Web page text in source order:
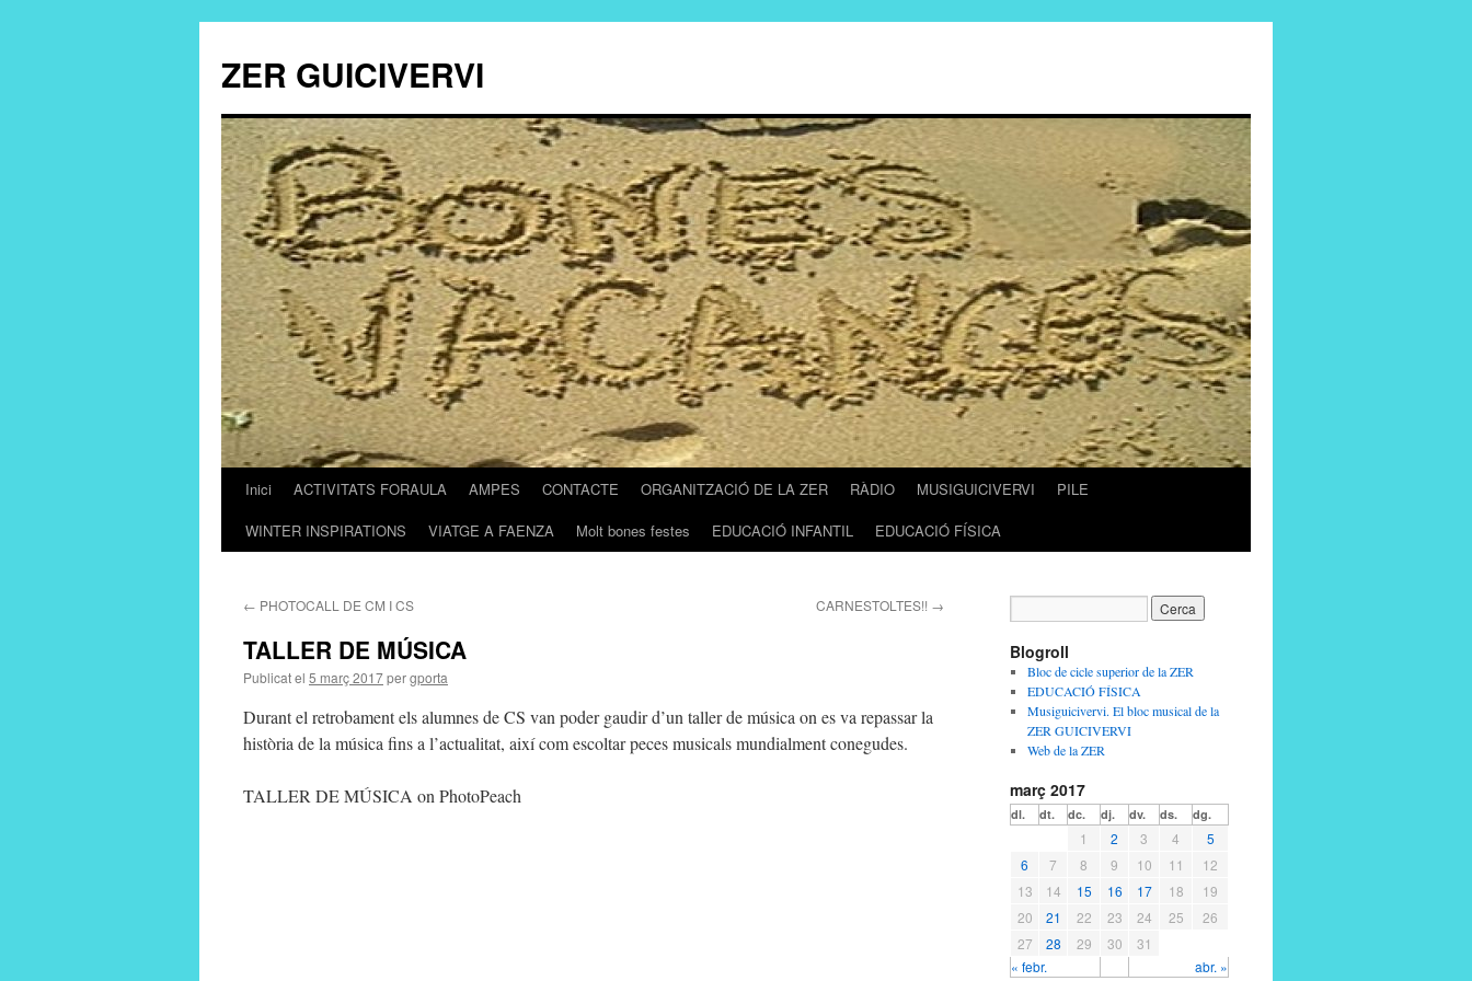
ZER GUICIVERVI
VésInici ACTIVITATS FORAULA AMPES CONTACTE ORGANITZACIÓ DE LA ZER RÀDIO MUSIGUICIVERVI
PILE
WINTER INSPIRATIONS
VIATGE A FAENZA Molt bones festes EDUCACIÓ INFANTIL EDUCACIÓ FÍSICA
← PHOTOCALL DE CM I CS CARNESTOLTES!! →
TALLER DE MÚSICA
Publicat el 5 març 2017pergporta
Durant el retrobament els alumnes de CS van poder gaudir d’un taller de música on es va repassar la
història de la música fins a l’actualitat, així com escoltar peces musicals mundialment conegudes.
TALLER DE MÚSICA on PhotoPeach
Blogroll
Bloc de cicle superior de la ZER
EDUCACIÓ FÍSICA
Musiguicivervi. El bloc musical de la
ZER GUICIVERVI
Web de la ZER
març 2017
dl. dt. dc. dj. dv. ds. dg.
« febr. abr. »
1 2 3 4
5
6
7 8 9 10 11
12
13
14 15 16 17 18
19
20
21 22 23 24 25
26
27
28 29 30 31